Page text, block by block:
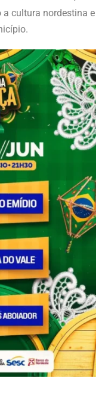
cultura nordestina e